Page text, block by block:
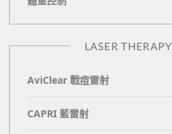
LASER THERAPY
AviClear 戰痘雷射
CAPRI 藍雷射